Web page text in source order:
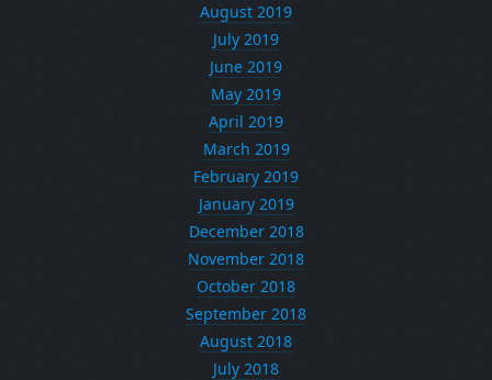
August 2019
July 2019
June 2019
May 2019
April 2019
March 2019
February 2019
January 2019
December 2018
November 2018
October 2018
September 2018
August 2018
July 2018